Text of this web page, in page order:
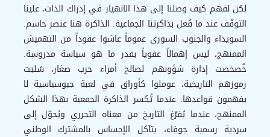
لكن لفهم كيف وصلنا إلى هذا الانهيار في إدراك الذات، علينا
التوقّف عند ما فُعل بذاكرتنا الجماعية. الذاكرة هنا عنصر حاسم.
السويداء والجنوب السوري عموماً عاشوا عقوداً من التهميش
الممنهج، ليس إهمالاً عفوياً بقدر ما هو سياسة مدروسة.
خُصخصت إدارة شؤونهم لصالح أمراء حرب صغار، سُلبت
رموزهم التاريخية، عوملوا كأوراق في لعبة جيوسياسية لا
يفهمون قواعدها. عندما تُكسر الذاكرة الجمعية بهذا الشكل
الممنهج، عندما يُفرّغ التاريخ من معناه التحرري ويُحوّل إلى
سردية رسمية جوفاء، يتآكل الإحساس بالمشترك الوطني